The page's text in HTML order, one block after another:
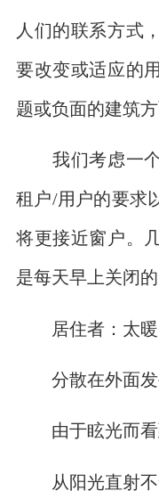
人们的联系方式
要改变或适应的
题或负面的建筑
我们考虑一个
租户/用户的要求
将更接近窗户。
是每天早上关闭
居住者：太暖
分散在外面发
由于眩光而看
从阳光直射不